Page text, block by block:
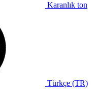
Karanlık ton
Türkçe (TR)